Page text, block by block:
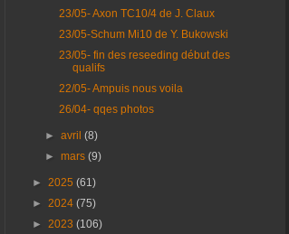
23/05- Axon TC10/4 de J. Claux
23/05-Schum Mi10 de Y. Bukowski
23/05- fin des reseeding début des
qualifs
22/05- Ampuis nous voila
26/04- qqes photos
►avril(8)
►mars(9)
► 2025 (61)
► 2024 (75)
► 2023 (106)